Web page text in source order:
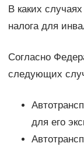
В каких
налога для
Согласно
следующих
для его